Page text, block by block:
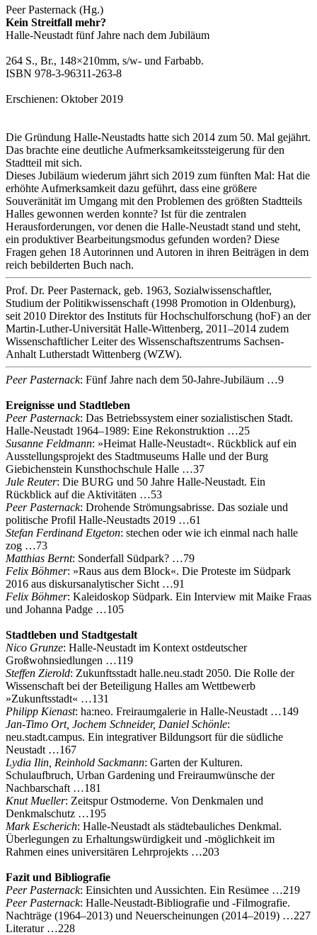
Peer Pasternack (Hg.)
Kein Streitfall mehr?
Halle‐Neustadt fünf Jahre nach dem Jubiläum
264 S., Br., 148×210mm, s/w- und Farbabb.
ISBN 978‐3‐96311‐263‐8
Erschienen: Oktober 2019
Die Gründung Halle-Neustadts hatte sich 2014 zum 50. Mal gejährt.
Das brachte eine deutliche Aufmerksamkeitssteigerung für den
Stadtteil mit sich.
Dieses Jubiläum wiederum jährt sich 2019 zum fünften Mal: Hat die
erhöhte Aufmerksamkeit dazu geführt, dass eine größere
Souveränität im Umgang mit den Problemen des größten Stadtteils
Halles gewonnen werden konnte? Ist für die zentralen
Herausforderungen, vor denen die Halle-Neustadt stand und steht,
ein produktiver Bearbeitungsmodus gefunden worden? Diese
Fragen gehen 18 Autorinnen und Autoren in ihren Beiträgen in dem
reich bebilderten Buch nach.
Prof. Dr. Peer Pasternack, geb. 1963, Sozialwissenschaftler,
Studium der Politikwissenschaft (1998 Promotion in Oldenburg),
seit 2010 Direktor des Instituts für Hochschulforschung (hoF) an der
Martin-Luther-Universität Halle-Wittenberg, 2011–2014 zudem
Wissenschaftlicher Leiter des Wissenschaftszentrums Sachsen-
Anhalt Lutherstadt Wittenberg (WZW).
Peer Pasternack: Fünf Jahre nach dem 50‐Jahre‐Jubiläum …9
Ereignisse und Stadtleben
Peer Pasternack: Das Betriebssystem einer sozialistischen Stadt.
Halle‐Neustadt 1964–1989: Eine Rekonstruktion …25
Susanne Feldmann: »Heimat Halle‐Neustadt«. Rückblick auf ein
Ausstellungsprojekt des Stadtmuseums Halle und der Burg
Giebichenstein Kunsthochschule Halle …37
Jule Reuter: Die BURG und 50 Jahre Halle‐Neustadt. Ein
Rückblick auf die Aktivitäten …53
Peer Pasternack: Drohende Strömungsabrisse. Das soziale und
politische Profil Halle‐Neustadts 2019 …61
Stefan Ferdinand Etgeton: stechen oder wie ich einmal nach halle
zog …73
Matthias Bernt: Sonderfall Südpark? …79
Felix Böhmer: »Raus aus dem Block«. Die Proteste im Südpark
2016 aus diskursanalytischer Sicht …91
Felix Böhmer: Kaleidoskop Südpark. Ein Interview mit Maike Fraas
und Johanna Padge …105
Stadtleben und Stadtgestalt
Nico Grunze: Halle‐Neustadt im Kontext ostdeutscher
Großwohnsiedlungen …119
Steffen Zierold: Zukunftsstadt halle.neu.stadt 2050. Die Rolle der
Wissenschaft bei der Beteiligung Halles am Wettbewerb
»Zukunftsstadt« …131
Philipp Kienast: ha:neo. Freiraumgalerie in Halle‐Neustadt …149
Jan‐Timo Ort, Jochem Schneider, Daniel Schönle:
neu.stadt.campus. Ein integrativer Bildungsort für die südliche
Neustadt …167
Lydia Ilin, Reinhold Sackmann: Garten der Kulturen.
Schulaufbruch, Urban Gardening und Freiraumwünsche der
Nachbarschaft …181
Knut Mueller: Zeitspur Ostmoderne. Von Denkmalen und
Denkmalschutz …195
Mark Escherich: Halle‐Neustadt als städtebauliches Denkmal.
Überlegungen zu Erhaltungswürdigkeit und ‐möglichkeit im
Rahmen eines universitären Lehrprojekts …203
Fazit und Bibliografie
Peer Pasternack: Einsichten und Aussichten. Ein Resümee …219
Peer Pasternack: Halle‐Neustadt‐Bibliografie und ‐Filmografie.
Nachträge (1964–2013) und Neuerscheinungen (2014–2019) …227
Literatur …228